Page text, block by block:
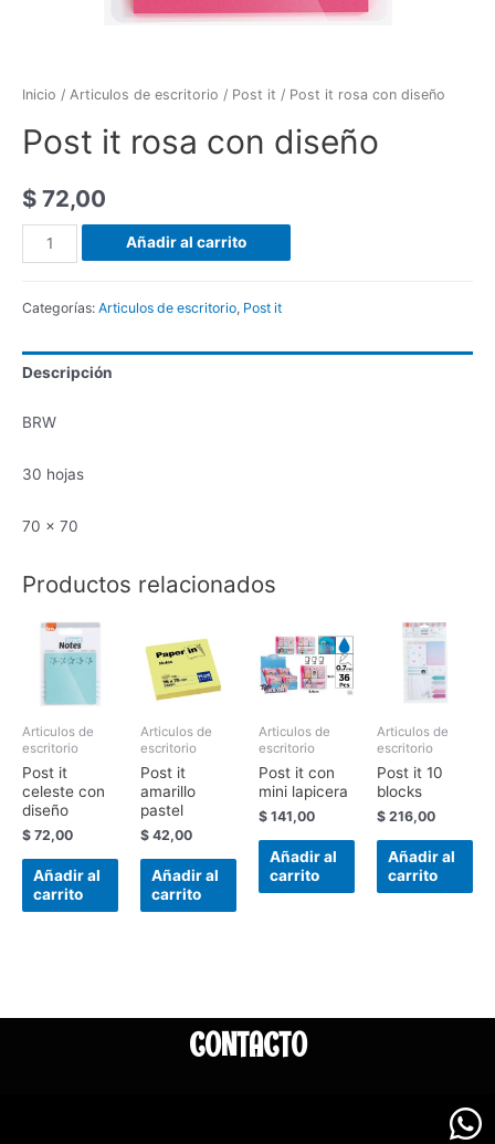
Inicio / Articulos de escritorio / Post it / Post it rosa con diseño
Post it rosa con diseño
$ 72,00
Añadir al carrito
Categorías: Articulos de escritorio, Post it
Descripción
BRW
30 hojas
70 x 70
Productos relacionados
Articulos de
escritorio
Post it
celeste con
diseño
$ 72,00
Añadir al
carrito
Articulos de
escritorio
Post it
amarillo
pastel
$ 42,00
Añadir al
carrito
Articulos de
escritorio
Post it con
mini lapicera
$ 141,00
Añadir al
carrito
Articulos de
escritorio
Post it 10
blocks
$ 216,00
Añadir al
carrito
CONTACTO